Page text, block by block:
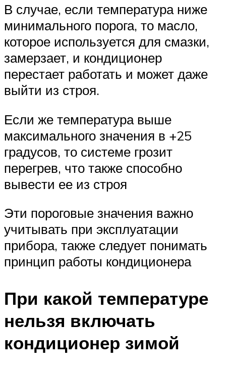
В случае, если температура ниже
минимального порога, то масло,
которое используется для смазки,
замерзает, и кондиционер
перестает работать и может даже
выйти из строя.
Если же температура выше
максимального значения в +25
градусов, то системе грозит
перегрев, что также способно
вывести ее из строя
Эти пороговые значения важно
учитывать при эксплуатации
прибора, также следует понимать
принцип работы кондиционера
При какой температуре
нельзя включать
кондиционер зимой